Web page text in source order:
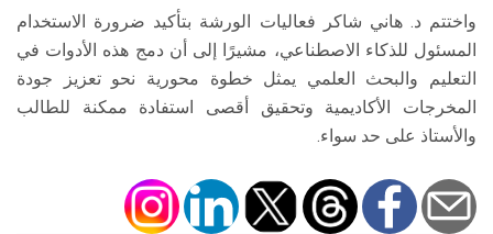
واختتم د. هاني شاكر فعاليات الورشة بتأكيد ضرورة الاستخدام
المسئول للذكاء الاصطناعي، مشيرًا إلى أن دمج هذه الأدوات في
التعليم والبحث العلمي يمثل خطوة محورية نحو تعزيز جودة
المخرجات الأكاديمية وتحقيق أقصى استفادة ممكنة للطالب
والأستاذ على حد سواء.